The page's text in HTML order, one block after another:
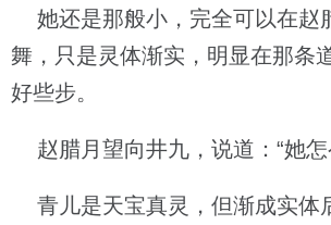
她还是那般小，完全可以在赵
舞，只是灵体渐实，明显在那条
好些步。
赵腊月望向井九，说道：“她怎
青儿是天宝真灵，但渐成实体